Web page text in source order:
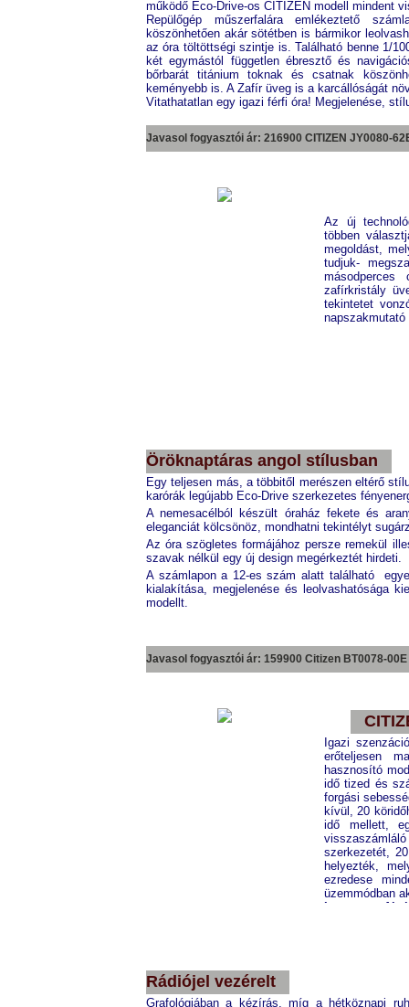
működő Eco-Drive-os CITIZEN modell mindent
Repülőgép műszerfalára emlékeztető
köszönhetően akár sötétben is bármikor
az óra töltöttségi szintje is. Található benne 1/
két egymástól független ébresztő és
bőrbarát titánium toknak és csatnak
keményebb is. A Zafír üveg is a karcállóságát
Vitathatatlan egy igazi férfi óra! Megjelenése,
Javasol fogyasztói ár: 216900 CITIZEN JY0080-
Az új
többen
megoldást,
tudjuk-
zafírkristály
tekintetet
Öröknaptáras angol stílusban
Egy teljesen más, a többitől merészen eltérő
karórák legújabb Eco-Drive szerkezetes
A nemesacélból készült óraház fekete és
eleganciát kölcsönöz, mondhatni tekintélyt
Az óra szögletes formájához persze remekül
szavak nélkül egy új design megérkeztét hirdeti.
A számlapon a 12-es szám alatt található
kialakítása, megjelenése és leolvashatósága
modellt.
Javasol fogyasztói ár: 159900 Citizen BT0078-00E
Igazi
erőteljesen
hasznosító
idő tized és
forgási
kívül, 20
idő mellett,
szerkezetét,
helyezték,
ezredese
üzemmódban
Internetes
Rádiójel vezérelt
Grafológiában a kézírás, míg a hétköznapi